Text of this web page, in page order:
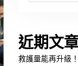
近期文
救護量能再升級